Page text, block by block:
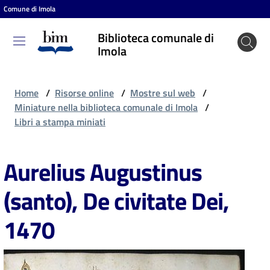
Vai al contenuto
Vai alla navigazione
Vai al footer
Comune di Imola
Biblioteca comunale di
Imola
Biblioteca
comunale
Cosa
puoi
fare
Scopri
Home / Risorse online / Mostre sul web /
Miniature nella biblioteca comunale di Imola /
Libri a stampa miniati
Aurelius Augustinus
(santo), De civitate Dei,
1470